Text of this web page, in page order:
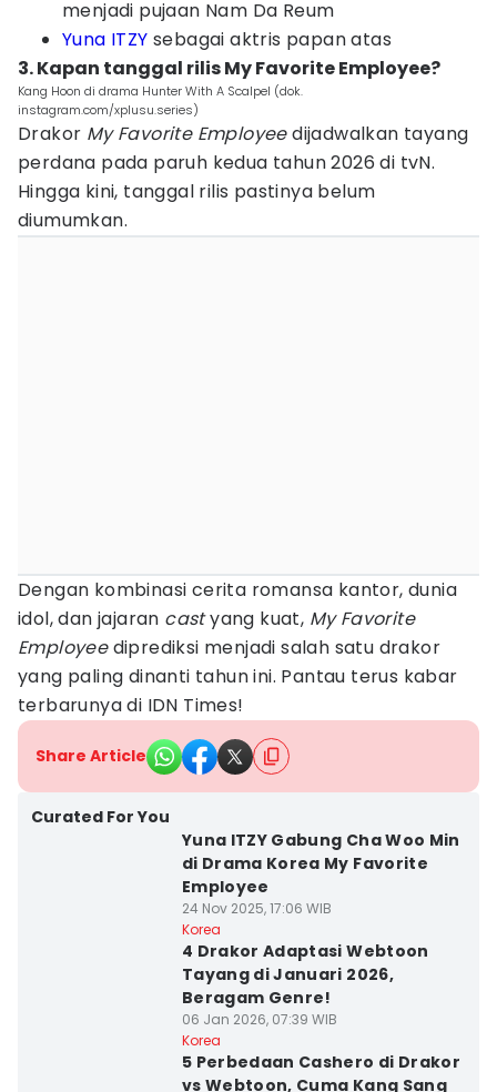
menjadi pujaan Nam Da Reum
Yuna ITZY sebagai aktris papan atas
3. Kapan tanggal rilis My Favorite Employee?
Kang Hoon di drama Hunter With A Scalpel (dok.
instagram.com/xplusu.series)
Drakor My Favorite Employeedijadwalkan tayang
perdana pada paruh kedua tahun 2026 di tvN.
Hingga kini, tanggal rilis pastinya belum
diumumkan.
Dengan kombinasi cerita romansa kantor, dunia
idol, dan jajaran castyang kuat, My Favorite
Employeediprediksi menjadi salah satu drakor
yang paling dinanti tahun ini. Pantau terus kabar
terbarunya di IDN Times!
Share Article
Curated For You
Yuna ITZY Gabung Cha Woo Min
di Drama Korea My Favorite
Employee
24 Nov 2025, 17:06 WIB
Korea
4 Drakor Adaptasi Webtoon
Tayang di Januari 2026,
Beragam Genre!
06 Jan 2026, 07:39 WIB
Korea
5 Perbedaan Cashero di Drakor
vs Webtoon, Cuma Kang Sang